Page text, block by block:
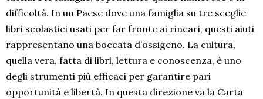
difficoltà. In un Paese dove una famiglia su tre sceglie
libri scolastici usati per far fronte ai rincari, questi aiuti
rappresentano una boccata d’ossigeno. La cultura,
quella vera, fatta di libri, lettura e conoscenza, è uno
degli strumenti più efficaci per garantire pari
opportunità e libertà. In questa direzione va la Carta